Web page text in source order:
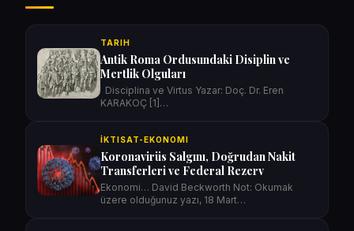
TARIH
Antik Roma Ordusundaki Disiplin ve
Mertlik Olguları
Disciplina ve Virtus Yazar: Doç. Dr. Eren
KARAKOÇ [1]…
İKTISAT-EKONOMI
Koronavirüs Salgını, Doğrudan Nakit
Transferleri ve Federal Rezerv
Ekonomi… David Beckworth Not: Okumak
üzere olduğunuz yazı, 18 Mart…